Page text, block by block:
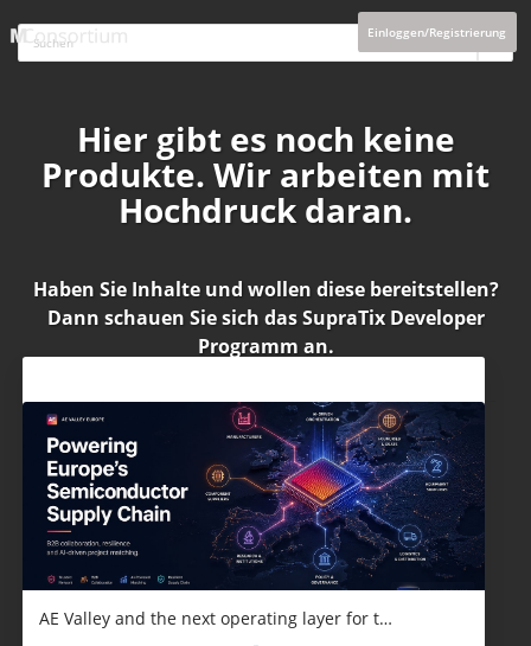
Einloggen/Registrierung
Hier gibt es noch keine
Produkte. Wir arbeiten mit
Hochdruck daran.
Haben Sie Inhalte und wollen diese bereitstellen?
Dann schauen Sie sich dasSupraTix Developer
Programm an.
AE Valley and the next operating layer for t…